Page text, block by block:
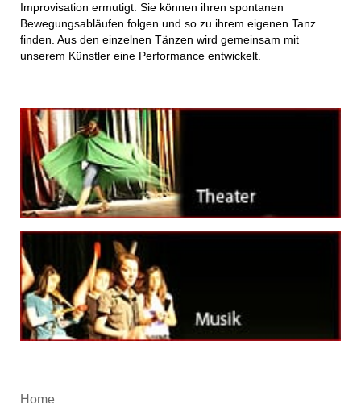
Improvisation ermutigt. Sie können ihren spontanen
Bewegungsabläufen folgen und so zu ihrem eigenen Tanz
finden. Aus den einzelnen Tänzen wird gemeinsam mit
unserem Künstler eine Performance entwickelt.
Home